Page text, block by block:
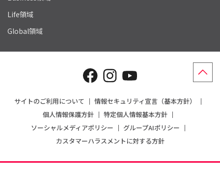
Life領域
Global領域
サイトのご利用について
情報セキュリティ宣言（基本方針）
個人情報保護方針
特定個人情報基本方針
ソーシャルメディアポリシー
グループAIポリシー
カスタマーハラスメントに対する方針